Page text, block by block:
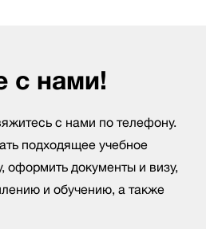
с нами!
с нами по телефону.
подходящее учебное
оформить документы и визу,
и обучению, а также